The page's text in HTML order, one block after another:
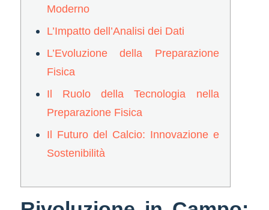
Moderno
L’Impatto dell’Analisi dei Dati
L’Evoluzione della Preparazione
Fisica
Il Ruolo della Tecnologia nella
Preparazione Fisica
Il Futuro del Calcio: Innovazione e
Sostenibilità